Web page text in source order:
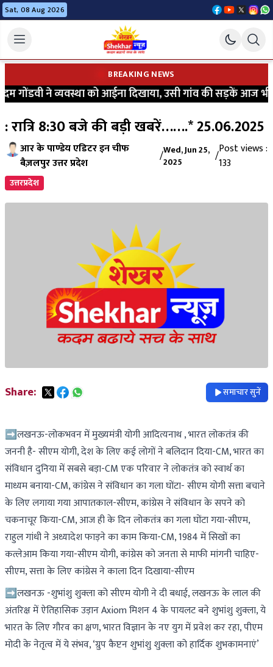
Sat, 08 Aug 2026
BREAKING NEWS
ने व्यवस्था को आईना दिखाया, उसी गांव की सड़कें आज भी
: रात्रि 8:30 बजे की बड़ी खबरें…….* 25.06.2025
आर के पाण्डेय एडिटर इन चीफ
बैज़लपुर उत्तर प्रदेश
/Wed, Jun 25,
2025
/Post views :
133
उत्तरप्रदेश
Share: समाचार सुनें
➡लखनऊ-लोकभवन में मुख्यमंत्री योगी आदित्यनाथ , भारत लोकतंत्र की
जननी है- सीएम योगी, देश के लिए कई लोगों ने बलिदान दिया-CM, भारत का
संविधान दुनिया में सबसे बड़ा-CM एक परिवार ने लोकतंत्र को स्वार्थ का
माध्यम बनाया-CM, कांग्रेस ने संविधान का गला घोंटा- सीएम योगी सत्ता बचाने
के लिए लगाया गया आपातकाल-सीएम, कांग्रेस ने संविधान के सपने को
चकनाचूर किया-CM, आज ही के दिन लोकतंत्र का गला घोंटा गया-सीएम,
राहुल गांधी ने अध्यादेश फाड़ने का काम किया-CM, 1984 में सिखों का
कत्लेआम किया गया-सीएम योगी, कांग्रेस को जनता से माफी मांगनी चाहिए-
सीएम, सत्ता के लिए कांग्रेस ने काला दिन दिखाया-सीएम
➡लखनऊ -शुभांशु शुक्ला को सीएम योगी ने दी बधाई, लखनऊ के लाल की
अंतरिक्ष में ऐतिहासिक उड़ान Axiom मिशन 4 के पायलट बने शुभांशु शुक्ला, ये
भारत के लिए गौरव का क्षण, भारत विज्ञान के नए युग में प्रवेश कर रहा, पीएम
मोदी के नेतृत्व में ये संभव, ‘ग्रुप कैप्टन शुभांशु शुक्ला को हार्दिक शुभकामनाएं’